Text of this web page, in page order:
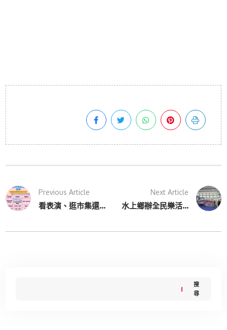
Previous Article
看表演、逛市集還...
Next Article
水上鄉辦全民樂活...
搜
尋